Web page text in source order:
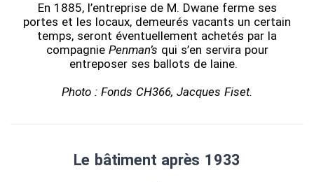
En 1885, l’entreprise de M. Dwane ferme ses
portes et les locaux, demeurés vacants un certain
temps, seront éventuellement achetés par la
compagnie Penman’s qui s’en servira pour
entreposer ses ballots de laine.
Photo : Fonds CH366, Jacques Fiset.
Le bâtiment après 1933